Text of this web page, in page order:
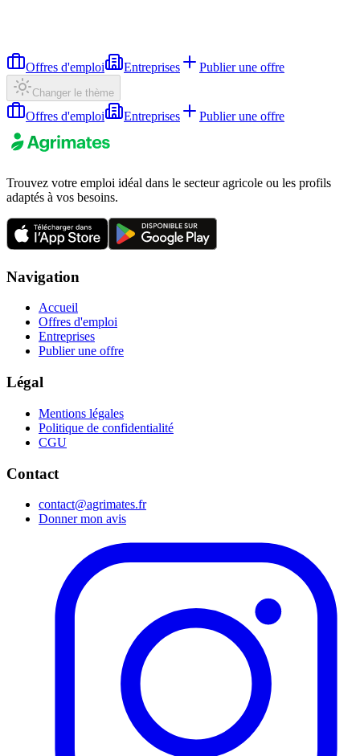
Offres d'emploi Entreprises Publier une offre
Changer le thème
Offres d'emploi Entreprises Publier une offre
Trouvez votre emploi idéal dans le secteur agricole ou les profils
adaptés à vos besoins.
Navigation
Accueil
Offres d'emploi
Entreprises
Publier une offre
Légal
Mentions légales
Politique de confidentialité
CGU
Contact
contact@agrimates.fr
Donner mon avis